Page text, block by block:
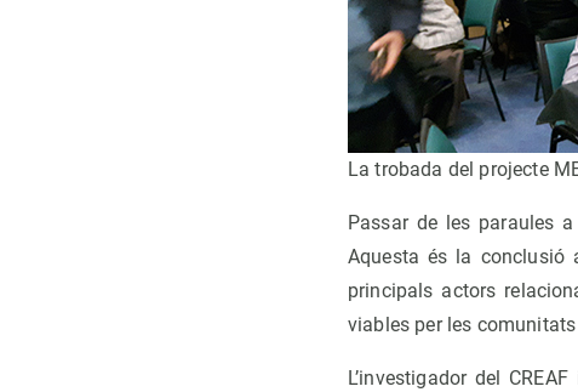
La trobada del projecte
Passar de les paraules
Aquesta és la conclusió
principals actors
viables per les
L’investigador del